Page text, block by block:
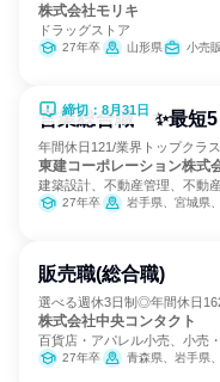
株式会社モリキ
ドラッグストア
27年卒 山形県 小売
締切：8月31日
営業総合職 ✨最短5
年間休日121/業界トップクラ
東建コーポレーション株式
建築設計、不動産管理、不動
27年卒 岩手県、宮城県、山形県、福島県、茨城県、栃木県、群馬県、埼玉県、千葉県、東京都、神奈川県、新潟県、富山県、石川県、福井県、長野県、岐阜県、静岡県、愛知県、三重県、滋賀県、京都府、大
販売職(総合職)
選べる週休3日制◎年間休日
株式会社中央コンタクト
百貨店・アパレル小売、小売
27年卒 青森県、岩手県、宮城県、秋田県、山形県、福島県、茨城県、栃木県、群馬県、埼玉県、千葉県、東京都、神奈川県、富山県、石川県、福井県、山梨県、長野県、岐阜県、静岡県、愛知県、三重県、滋賀県、京